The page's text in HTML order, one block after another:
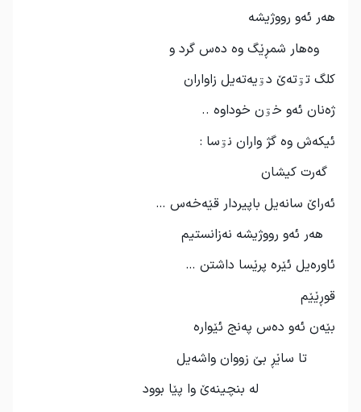
هه‌ر ئه‌و رووژیشه‌
وه‌هار شمڕێگ وه‌ ده‌س گرد و
کلگ تۊته‌ێ دۊیه‌ته‌یل زاواران
ژه‌نان ئه‌و خۊن خوداوه‌ ..
ئیکه‌ش وه‌ گژ واران نۊسا :
گه‌رت کیشان
ئه‌راێ سانه‌یل باپیردار قێه‌خه‌س …
هه‌ر ئه‌و رووژیشه‌ نه‌زانستیم
ئاوره‌یل ئێره‌ پرێسا داشتن …
قوڕێێم
بێهن ئهو دهس پهنج ئێواره
تا ساێڕ بێ زووان واشهیل
له بنچینهێ وا پێا بوود